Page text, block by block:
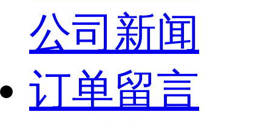
公司新闻
订单留言